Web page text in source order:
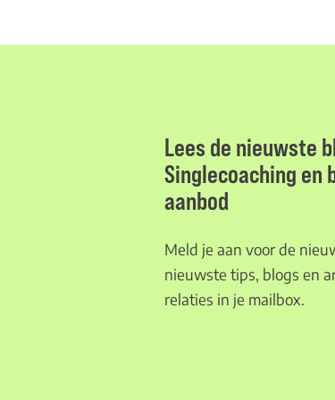
Lees de nieuwste
Singlecoaching en
aanbod
Meld je aan voor de
nieuwste tips, blogs en
relaties in je mailbox.